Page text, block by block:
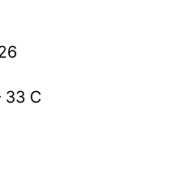
33 C